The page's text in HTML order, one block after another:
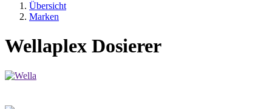
Übersicht
Marken
Wellaplex Dosierer